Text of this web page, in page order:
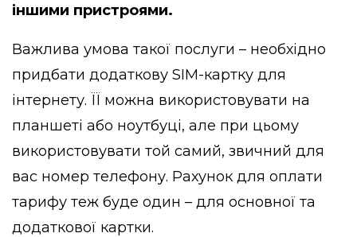
іншими пристроями.
Важлива умова такої послуги – необхідно
придбати додаткову SIM-картку для
інтернету. ЇЇ можна використовувати на
планшеті або ноутбуці, але при цьому
використовувати той самий, звичний для
вас номер телефону. Рахунок для оплати
тарифу теж буде один – для основної та
додаткової картки.